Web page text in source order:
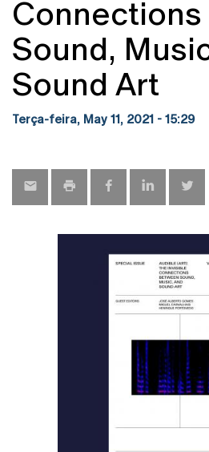
Sound,
Sound Art
Terça-feira, May 11, 2021 - 15:29